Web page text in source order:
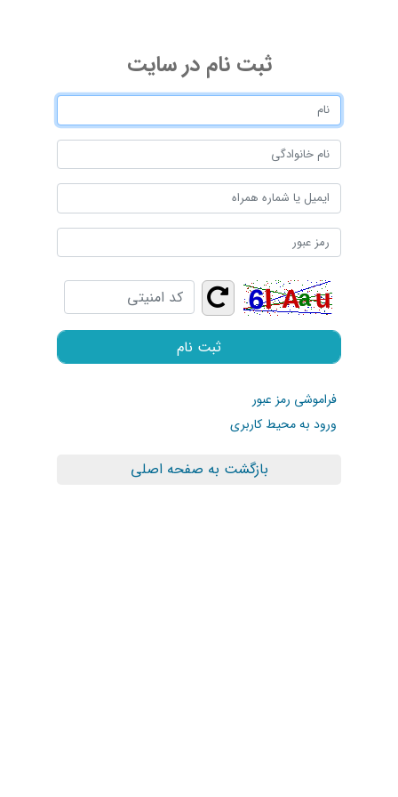
ثبت ‌نام در سایت
ثبت نام
فراموشی رمز عبور
ورود به محیط کاربری
بازگشت به صفحه اصلی